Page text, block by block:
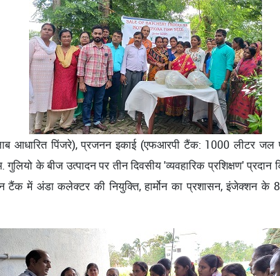
आधारित पिंजरे), प्रजनन इकाई (एफआरपी टैंक: 1000 लीटर जल
के बीज उत्पादन पर तीन दिवसीय 'व्यवहारिक प्रशिक्षण'
टैंक में अंडा कलेक्टर की नियुक्ति, हार्मोन का प्रशासन,